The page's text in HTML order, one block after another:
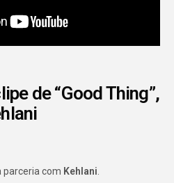
de “Good Thing”,
parceria com Kehlani.